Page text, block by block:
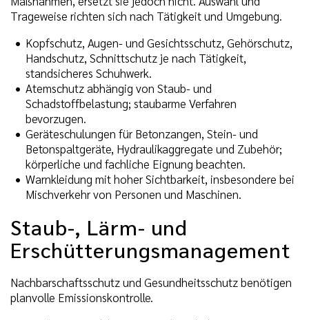
Trageweise richten sich nach Tätigkeit und Umgebung.
Kopfschutz, Augen- und Gesichtsschutz, Gehörschutz,
Handschutz, Schnittschutz je nach Tätigkeit,
standsicheres Schuhwerk.
Atemschutz abhängig von Staub- und
Schadstoffbelastung; staubarme Verfahren
bevorzugen.
Geräteschulungen für Betonzangen, Stein- und
Betonspaltgeräte, Hydraulikaggregate und Zubehör;
körperliche und fachliche Eignung beachten.
Warnkleidung mit hoher Sichtbarkeit, insbesondere bei
Mischverkehr von Personen und Maschinen.
Staub-, Lärm- und
Erschütterungsmanagement
Nachbarschaftsschutz und Gesundheitsschutz benötigen
planvolle Emissionskontrolle.